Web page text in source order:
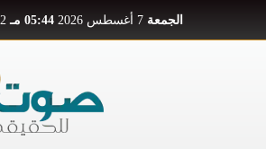
الجمعة 05:44 مـ 22